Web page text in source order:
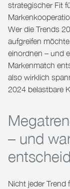
strategischer Fit
Wer die Trends
aufgreifen
einordnen – und
Markenmatch
also wirklich
2024 belastbare
– und
Nicht jeder Trend